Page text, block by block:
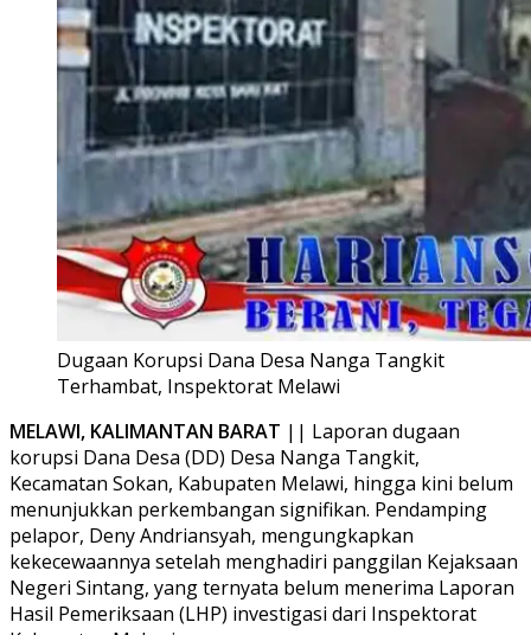
Dugaan Korupsi Dana Desa Nanga Tangkit
Terhambat, Inspektorat Melawi
MELAWI, KALIMANTAN BARAT || Laporan dugaan
korupsi Dana Desa (DD) Desa Nanga Tangkit,
Kecamatan Sokan, Kabupaten Melawi, hingga kini belum
menunjukkan perkembangan signifikan. Pendamping
pelapor, Deny Andriansyah, mengungkapkan
kekecewaannya setelah menghadiri panggilan Kejaksaan
Negeri Sintang, yang ternyata belum menerima Laporan
Hasil Pemeriksaan (LHP) investigasi dari Inspektorat